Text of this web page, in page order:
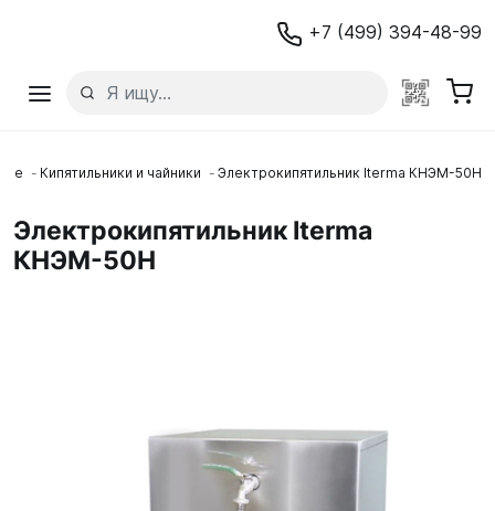
+7 (499) 394-48-99
Кипятильники и чайники Электрокипятильник Iterma КНЭМ-50Н
Электрокипятильник Iterma
КНЭМ-50Н